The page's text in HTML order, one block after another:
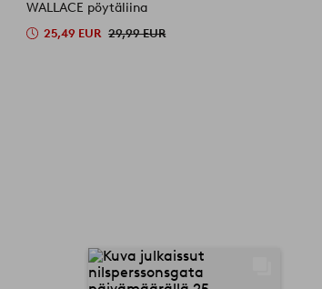
WALLACE pöytäliina
25,49 EUR 29,99 EUR